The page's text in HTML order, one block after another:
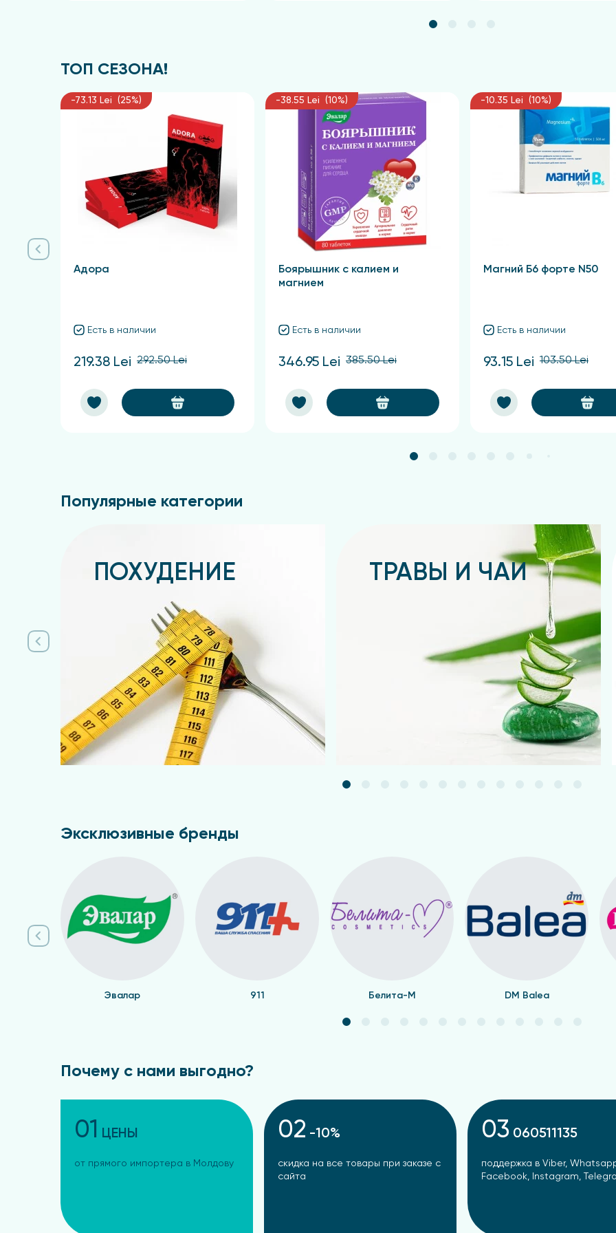
ТОП СЕЗОНА!
-73.13 Lei (25%)
Адора
Есть в наличии
219.38 Lei 292.50 Lei
-38.55 Lei (10%)
Боярышник с калием и
магнием
Есть в наличии
346.95 Lei 385.50 Lei
-10.35 Lei (10%)
Магний Б6 форте N50
Есть в наличии
93.15 Lei 103.50 Lei
Популярные категории
ПОХУДЕНИЕ ТРАВЫ И ЧАИ
Эксклюзивные бренды
Эвалар 911 Белита-М DM Balea
Почему с нами выгодно?
01 ЦЕНЫ
от прямого импортера в Молдову
02 -10%
скидка на все товары при заказе с
сайта
03 060511135
поддержка в Viber,
Facebook, Instagram,